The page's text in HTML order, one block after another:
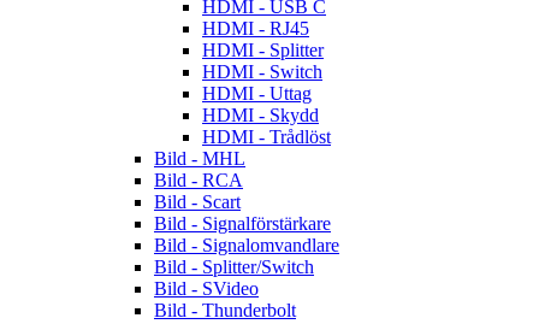
HDMI - USB C
HDMI - RJ45
HDMI - Splitter
HDMI - Switch
HDMI - Uttag
HDMI - Skydd
HDMI - Trådlöst
Bild - MHL
Bild - RCA
Bild - Scart
Bild - Signalförstärkare
Bild - Signalomvandlare
Bild - Splitter/Switch
Bild - SVideo
Bild - Thunderbolt